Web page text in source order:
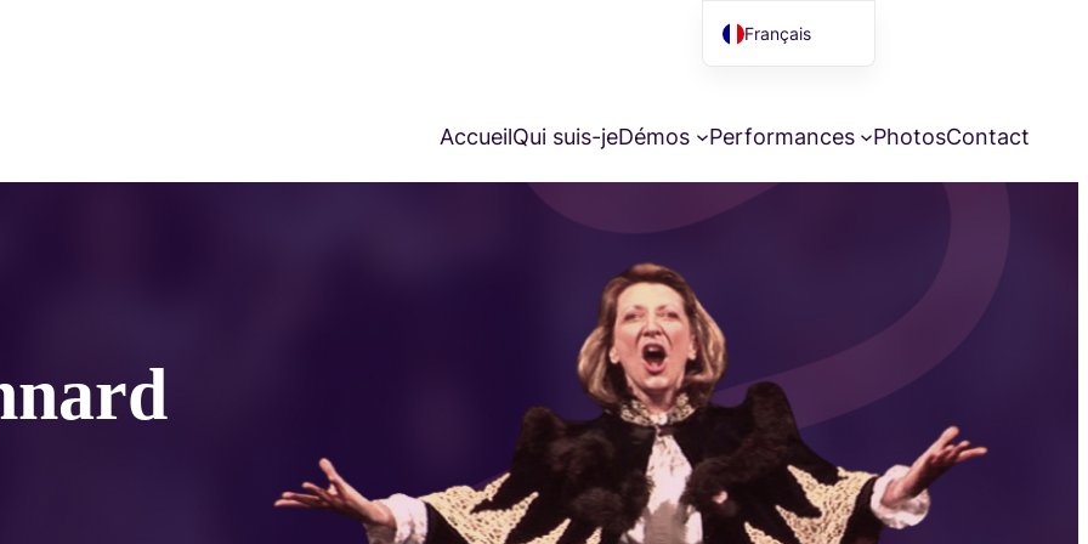
AccueilQui suis-jeDémos Performances PhotosContact
Français